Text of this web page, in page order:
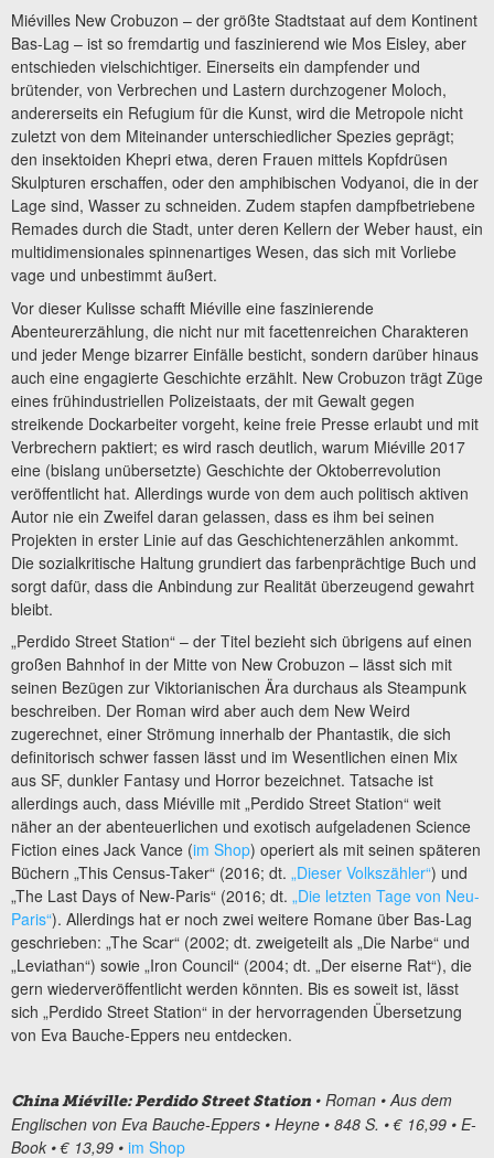
Miévilles New Crobuzon – der größte Stadtstaat auf dem Kontinent
Bas-Lag – ist so fremdartig und faszinierend wie Mos Eisley, aber
entschieden vielschichtiger. Einerseits ein dampfender und
brütender, von Verbrechen und Lastern durchzogener Moloch,
andererseits ein Refugium für die Kunst, wird die Metropole nicht
zuletzt von dem Miteinander unterschiedlicher Spezies geprägt;
den insektoiden Khepri etwa, deren Frauen mittels Kopfdrüsen
Skulpturen erschaffen, oder den amphibischen Vodyanoi, die in der
Lage sind, Wasser zu schneiden. Zudem stapfen dampfbetriebene
Remades durch die Stadt, unter deren Kellern der Weber haust, ein
multidimensionales spinnenartiges Wesen, das sich mit Vorliebe
vage und unbestimmt äußert.
Vor dieser Kulisse schafft Miéville eine faszinierende
Abenteurerzählung, die nicht nur mit facettenreichen Charakteren
und jeder Menge bizarrer Einfälle besticht, sondern darüber hinaus
auch eine engagierte Geschichte erzählt. New Crobuzon trägt Züge
eines frühindustriellen Polizeistaats, der mit Gewalt gegen
streikende Dockarbeiter vorgeht, keine freie Presse erlaubt und mit
Verbrechern paktiert; es wird rasch deutlich, warum Miéville 2017
eine (bislang unübersetzte) Geschichte der Oktoberrevolution
veröffentlicht hat. Allerdings wurde von dem auch politisch aktiven
Autor nie ein Zweifel daran gelassen, dass es ihm bei seinen
Projekten in erster Linie auf das Geschichtenerzählen ankommt.
Die sozialkritische Haltung grundiert das farbenprächtige Buch und
sorgt dafür, dass die Anbindung zur Realität überzeugend gewahrt
bleibt.
„Perdido Street Station“ – der Titel bezieht sich übrigens auf einen
großen Bahnhof in der Mitte von New Crobuzon – lässt sich mit
seinen Bezügen zur Viktorianischen Ära durchaus als Steampunk
beschreiben. Der Roman wird aber auch dem New Weird
zugerechnet, einer Strömung innerhalb der Phantastik, die sich
definitorisch schwer fassen lässt und im Wesentlichen einen Mix
aus SF, dunkler Fantasy und Horror bezeichnet. Tatsache ist
allerdings auch, dass Miéville mit „Perdido Street Station“ weit
näher an der abenteuerlichen und exotisch aufgeladenen Science
Fiction eines Jack Vance (im Shop) operiert als mit seinen späteren
Büchern „This Census-Taker“ (2016; dt. „Dieser Volkszähler“) und
„The Last Days of New-Paris“ (2016; dt. „Die letzten Tage von Neu-
Paris“). Allerdings hat er noch zwei weitere Romane über Bas-Lag
geschrieben: „The Scar“ (2002; dt. zweigeteilt als „Die Narbe“ und
„Leviathan“) sowie „Iron Council“ (2004; dt. „Der eiserne Rat“), die
gern wiederveröffentlicht werden könnten. Bis es soweit ist, lässt
sich „Perdido Street Station“ in der hervorragenden Übersetzung
von Eva Bauche-Eppers neu entdecken.
China Miéville: Perdido Street Station • Roman • Aus dem
Englischen von Eva Bauche-Eppers • Heyne • 848 S. • € 16,99 • E-
Book • € 13,99 • im Shop